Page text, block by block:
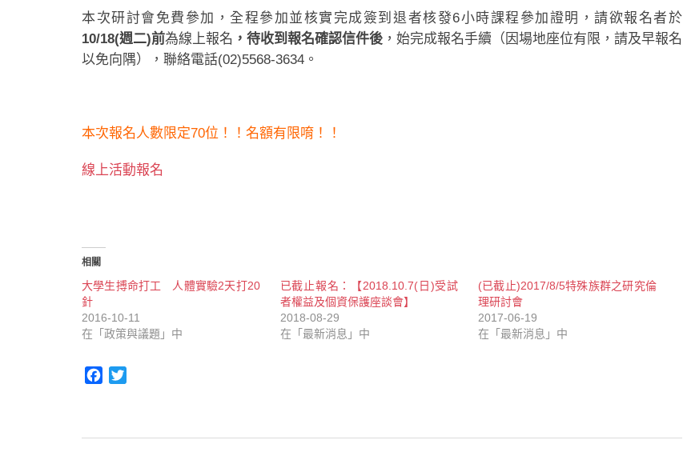
本次研討會免費參加，全程參加並核實完成簽到退者核發6小時課程參加證明，請欲報名者於
10/18(週二)前為線上報名 ，待收到報名確認信件後 ，始完成報名手續（因場地座位有限，請及早報名
以免向隅），聯絡電話(02)5568-3634。
本次報名人數限定70位！！名額有限唷！！
線上活動報名
相關
大學生搏命打工 人體實驗2天打20
針
2016-10-11
在「政策與議題」中
已截止報名：【2018.10.7(日)受試
者權益及個資保護座談會】
2018-08-29
在「最新消息」中
(已截止)2017/8/5特殊族群之研究倫
理研討會
2017-06-19
在「最新消息」中
Facebook